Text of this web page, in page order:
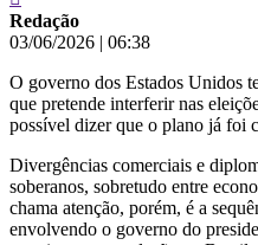
Redação
03/06/2026 | 06:38
O governo dos Estados Unidos
que pretende interferir nas
possível dizer que o plano já foi
Divergências comerciais e
soberanos, sobretudo entre
chama atenção, porém, é a
envolvendo o governo do